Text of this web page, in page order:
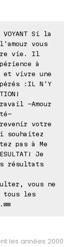
VOYANT Si la
vous
vie. Il
à
et vivre une
:IL N'Y
-Amour
votre
souhaitez
pas à Me
Je
résultats
vous ne
tous les
les années 2000